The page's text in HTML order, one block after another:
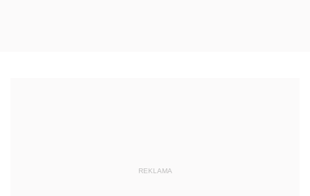
REKLAMA